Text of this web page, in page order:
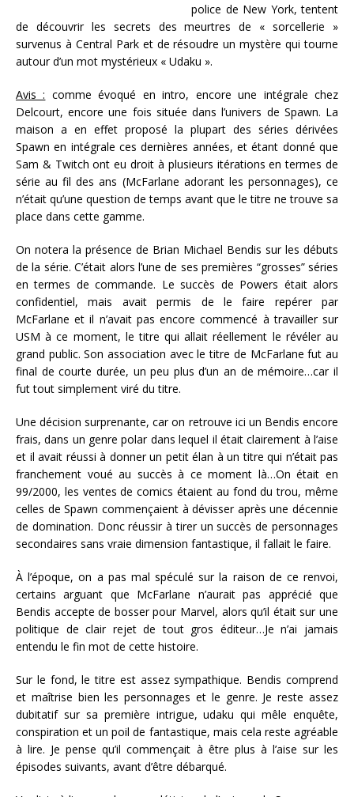
police de New York, tentent
de découvrir les secrets des meurtres de « sorcellerie »
survenus à Central Park et de résoudre un mystère qui tourne
autour d’un mot mystérieux « Udaku ».
Avis : comme évoqué en intro, encore une intégrale chez
Delcourt, encore une fois située dans l’univers de Spawn. La
maison a en effet proposé la plupart des séries dérivées
Spawn en intégrale ces dernières années, et étant donné que
Sam & Twitch ont eu droit à plusieurs itérations en termes de
série au fil des ans (McFarlane adorant les personnages), ce
n’était qu’une question de temps avant que le titre ne trouve sa
place dans cette gamme.
On notera la présence de Brian Michael Bendis sur les débuts
de la série. C’était alors l’une de ses premières “grosses” séries
en termes de commande. Le succès de Powers était alors
confidentiel, mais avait permis de le faire repérer par
McFarlane et il n’avait pas encore commencé à travailler sur
USM à ce moment, le titre qui allait réellement le révéler au
grand public. Son association avec le titre de McFarlane fut au
final de courte durée, un peu plus d’un an de mémoire…car il
fut tout simplement viré du titre.
Une décision surprenante, car on retrouve ici un Bendis encore
frais, dans un genre polar dans lequel il était clairement à l’aise
et il avait réussi à donner un petit élan à un titre qui n’était pas
franchement voué au succès à ce moment là…On était en
99/2000, les ventes de comics étaient au fond du trou, même
celles de Spawn commençaient à dévisser après une décennie
de domination. Donc réussir à tirer un succès de personnages
secondaires sans vraie dimension fantastique, il fallait le faire.
À l’époque, on a pas mal spéculé sur la raison de ce renvoi,
certains arguant que McFarlane n’aurait pas apprécié que
Bendis accepte de bosser pour Marvel, alors qu’il était sur une
politique de clair rejet de tout gros éditeur…Je n’ai jamais
entendu le fin mot de cette histoire.
Sur le fond, le titre est assez sympathique. Bendis comprend
et maîtrise bien les personnages et le genre. Je reste assez
dubitatif sur sa première intrigue, udaku qui mêle enquête,
conspiration et un poil de fantastique, mais cela reste agréable
à lire. Je pense qu’il commençait à être plus à l’aise sur les
épisodes suivants, avant d’être débarqué.